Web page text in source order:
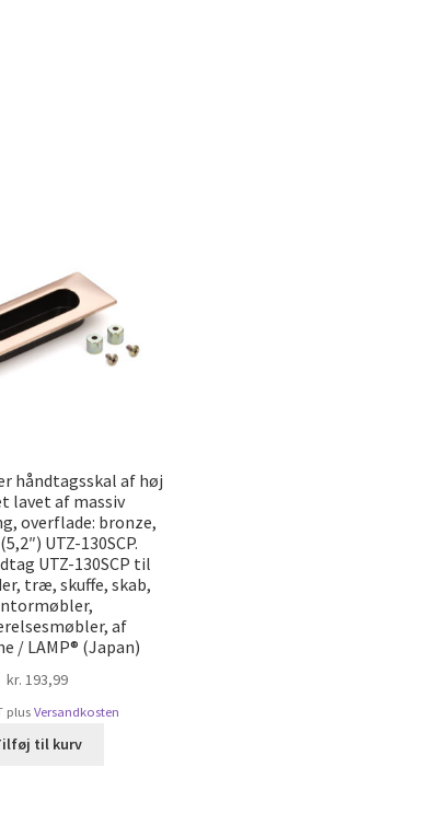
håndtagsskal af høj
lavet af massiv
overflade: bronze,
UTZ-130SCP.
UTZ-130SCP til
træ, skuffe, skab,
af
/ LAMP® (Japan)
kr. 193,99
plusVersandkosten
til kurv